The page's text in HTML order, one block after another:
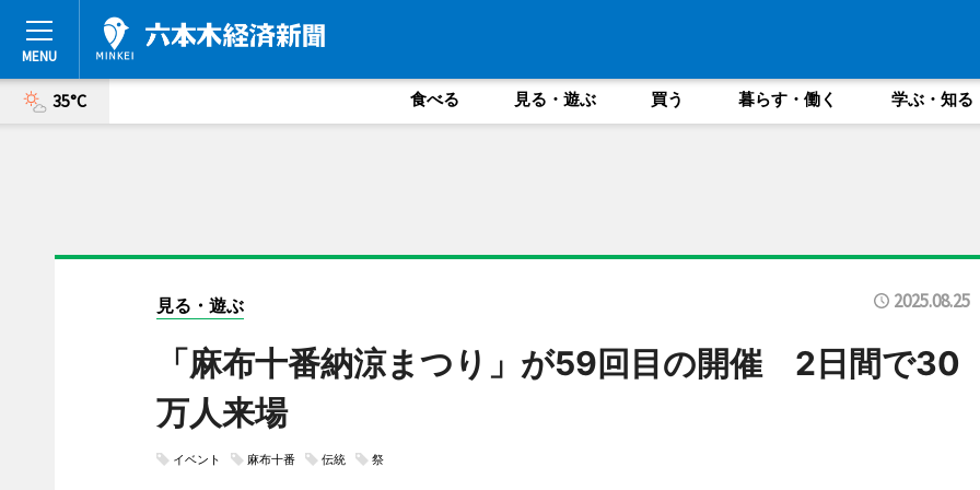
35°C 食べる 見る・遊ぶ 買う 暮らす・働く 学ぶ・知る
見る・遊ぶ 2025.08.25
「麻布十番納涼まつり」が59回目の開催 2日間で30
万人来場
イベント 麻布十番 伝統 祭